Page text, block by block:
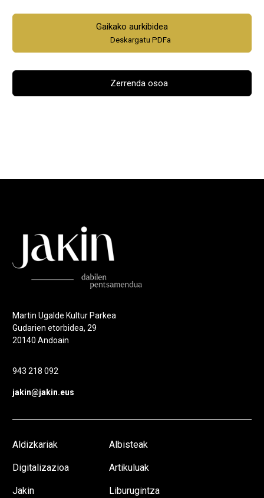
Gaikako aurkibidea
Deskargatu PDFa
Zerrenda osoa
Martin Ugalde Kultur Parkea
Gudarien etorbidea, 29
20140 Andoain
943 218 092
jakin@jakin.eus
Aldizkariak
Digitalizazioa
Jakin
Albisteak
Artikuluak
Liburugintza